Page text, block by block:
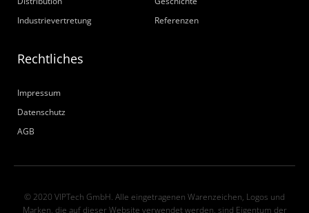
Industrievertretung
Referenzen
Rechtliches
Impressum
Datenschutz
AGB
© 2020 VIPTech GmbH. Alle eingetragenen Warenzeichen, Logos und
Marken, die auf dieser Website verwendet werden, sind Eigentum der